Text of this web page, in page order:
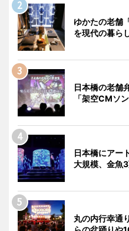
ゆかたの老舗
を現代の暮ら
日本橋の老舗
「架空CMソ
日本橋にアー
大規模、金魚
丸の内行幸通